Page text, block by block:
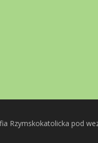
Rzymskokatolicka pod